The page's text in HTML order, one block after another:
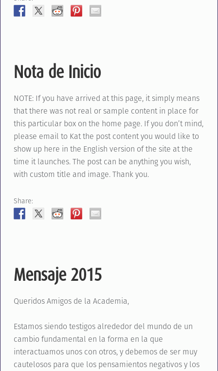
Nota de Inicio
NOTE: If you have arrived at this page, it simply means
that there was not real or sample content in place for
this particular box on the home page. If you don’t mind,
please email to Kat the post content you would like to
show up here in the English version of the site at the
time it launches. The post can be anything you wish,
with custom title and image. Thank you.
Share:
Mensaje 2015
Queridos Amigos de la Academia,
Estamos siendo testigos alrededor del mundo de un
cambio fundamental en la forma en la que
interactuamos unos con otros, y debemos de ser muy
cautelosos para que los pensamientos negativos y los